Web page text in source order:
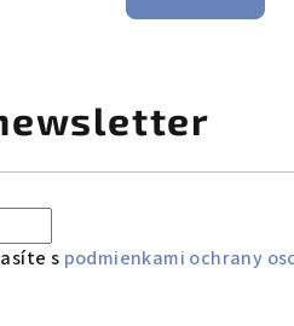
s podmienkami ochrany